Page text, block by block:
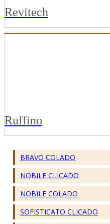
Revitech
Ruffino
BRAVO COLADO
NOBILE CLICADO
NOBILE COLADO
SOFISTICATO CLICADO